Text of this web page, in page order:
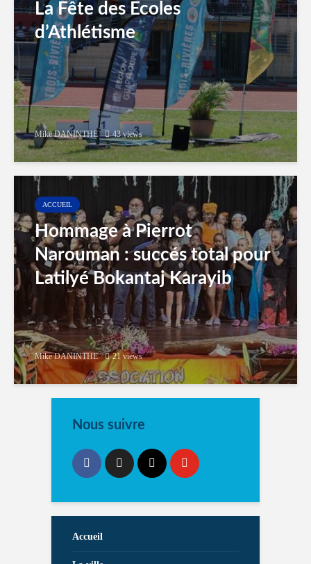
La Fête des Ecoles
d’Athlétisme
Mike DANINTHE 43 views
ACCUEIL
Hommage à Pierrot
Narouman : succés total pour
Latilyé Bokantaj Karayib
Mike DANINTHE 21 views
Nous suivre
Accueil